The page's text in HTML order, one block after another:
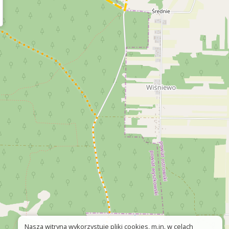
Nasza witryna wykorzystuje pliki cookies, m.in. w celach